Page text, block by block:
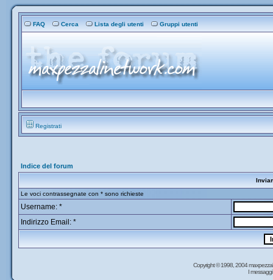
FAQ Cerca Lista degli utenti Gruppi utenti
Registrati
Indice del forum
Le voci contrassegnate con * sono richieste
Username: *
Indirizzo Email: *
Copyright © 1998, 2004
I